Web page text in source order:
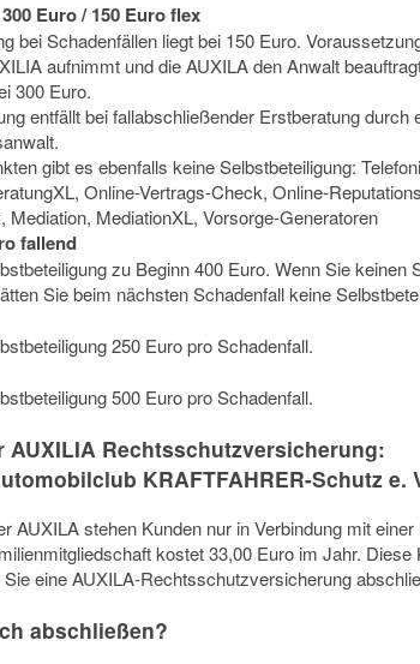
Euro / 150 Euro flex
bei Schadenfällen liegt bei 150 Euro.
aufnimmt und die AUXILA den Anwalt
300 Euro.
entfällt bei fallabschließender Erstberatung durch
gibt es ebenfalls keine Selbstbeteiligung:
Online-Vertrags-Check, Online-
Mediation, MediationXL, Vorsorge-Generatoren
fallend
zu Beginn 400 Euro. Wenn Sie
Sie beim nächsten Schadenfall keine
250 Euro pro Schadenfall.
500 Euro pro Schadenfall.
AUXILIA Rechtsschutzversicherung:
KRAFTFAHRER-Schutz e.
AUXILA stehen Kunden nur in Verbindung mit
kostet 33,00 Euro im Jahr.
eine AUXILA-Rechtsschutzversicherung
abschließen?